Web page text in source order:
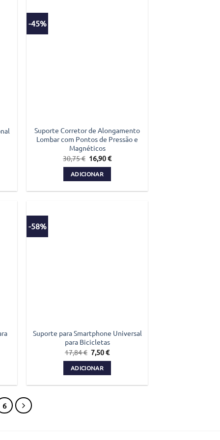
-45%
Suporte Corretor de Alongamento
Lombar com Pontos de Pressão e
Magnéticos
30,75€ O
preço
original
era:
16,90€O
ADICIONAR
-58%
Suporte para Smartphone Universal
para Bicicletas
17,84€ O
preço
original
era:
7,50€O
ADICIONAR
6